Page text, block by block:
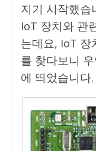
지기 시작했습
IoT 장치와 관
는데요, IoT 장
를 찾다보니
에 띄었습니다.